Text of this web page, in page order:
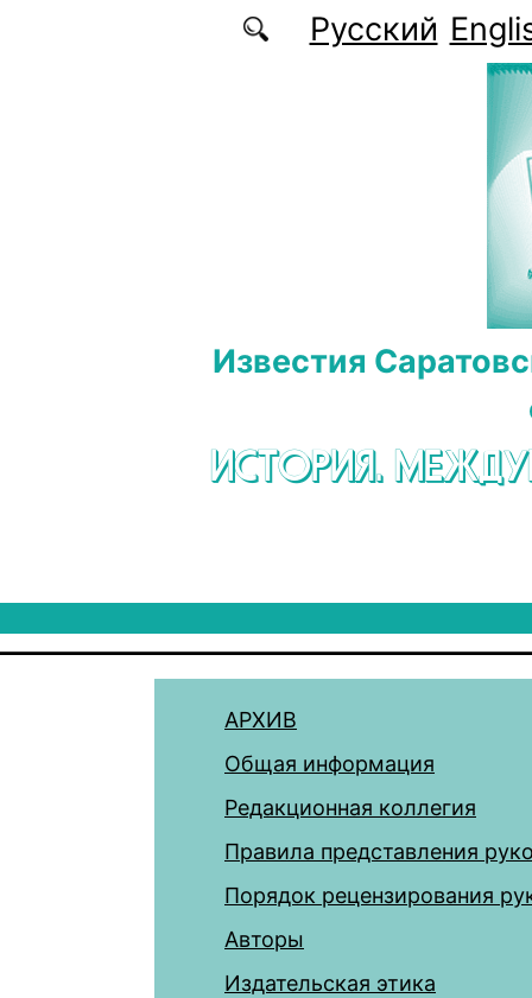
Перейти к основному содержаниюРусский
Известия
ИСТОРИЯ.
АРХИВ
Общая информация
Редакционная коллегия
Правила представления
Порядок рецензирования
Авторы
Издательская этика